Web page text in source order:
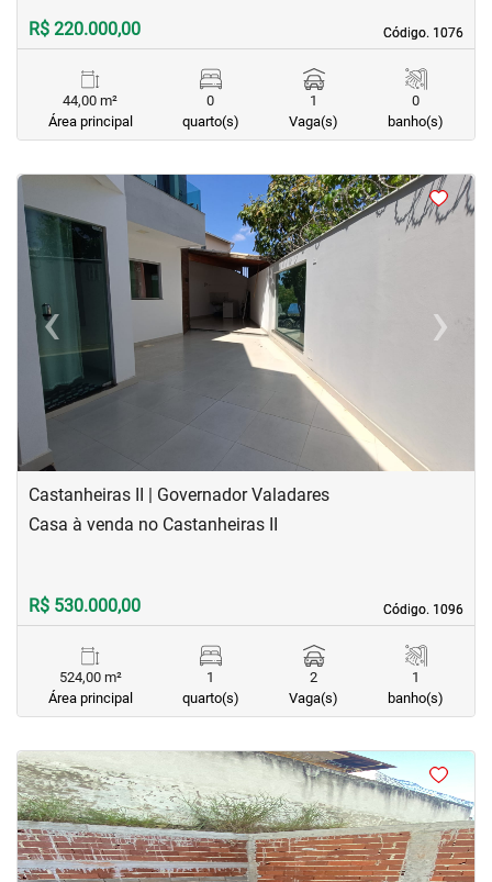
Código. 1076
Código. 1076
R$ 220.000,00
44,00 m²
Área principal
0
quarto(s)
1
Vaga(s)
0
banho(s)
<
‹Previous ›Next
Castanheiras II | Governador Valadares
Código. 1096
Código. 1096
Casa à venda no Castanheiras II
R$ 530.000,00
524,00 m²
Área principal
1
quarto(s)
2
Vaga(s)
1
banho(s)
<<<<